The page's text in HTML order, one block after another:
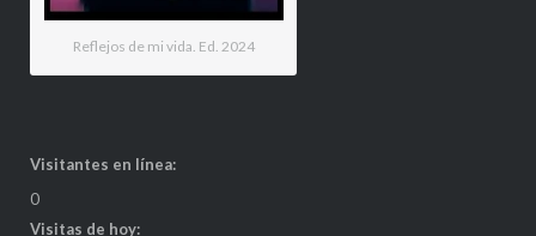
Reflejos de mi vida. Ed. 2024
Visitantes en línea:
0
Visitas de hoy: